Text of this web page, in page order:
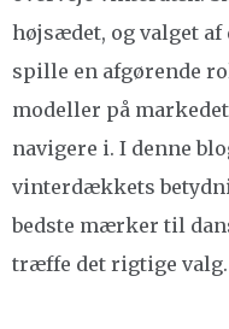
højsædet, og valget
spille en afgørende
modeller på
navigere i. I denne
vinterdækkets
bedste mærker til
træffe det rigtige valg.